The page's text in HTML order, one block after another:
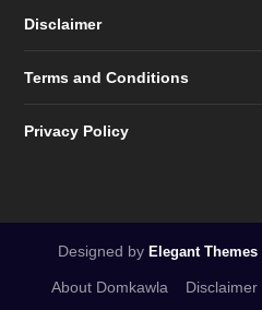
Disclaimer
Terms and Conditions
Privacy Policy
Designed by Elegant Themes
About Domkawla Disclaimer